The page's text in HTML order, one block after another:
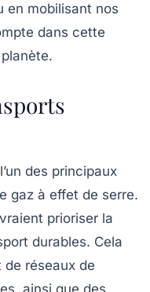
en mobilisant nos
dans cette
des principaux
gaz à effet de serre.
prioriser la
durables. Cela
réseaux de
ainsi que des